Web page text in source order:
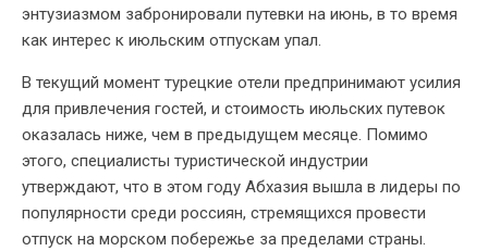
энтузиазмом забронировали путевки на июнь, в то время
как интерес к июльским отпускам упал.
В текущий момент турецкие отели предпринимают усилия
для привлечения гостей, и стоимость июльских путевок
оказалась ниже, чем в предыдущем месяце. Помимо
этого, специалисты туристической индустрии
утверждают, что в этом году Абхазия вышла в лидеры по
популярности среди россиян, стремящихся провести
отпуск на морском побережье за пределами страны.